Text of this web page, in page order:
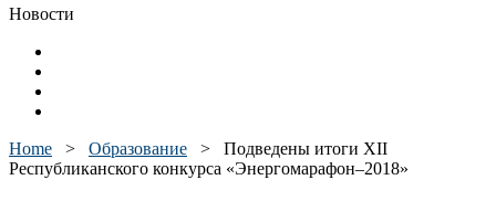
Новости
Home > Образование > Подведены итоги XII
Республиканского конкурса «Энергомарафон–2018»